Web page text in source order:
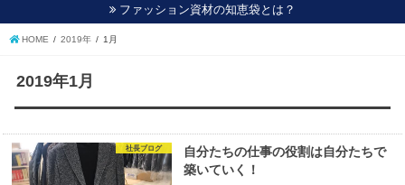
ファッション資材の知恵袋とは？
HOME 2019年 1月
2019年1月
社長ブログ
自分たちの仕事の役割は自分たちで
築いていく！